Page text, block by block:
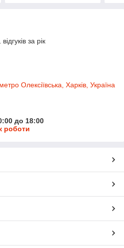
за рік
Олексіївська, Харків, Україна
до 18:00
роботи